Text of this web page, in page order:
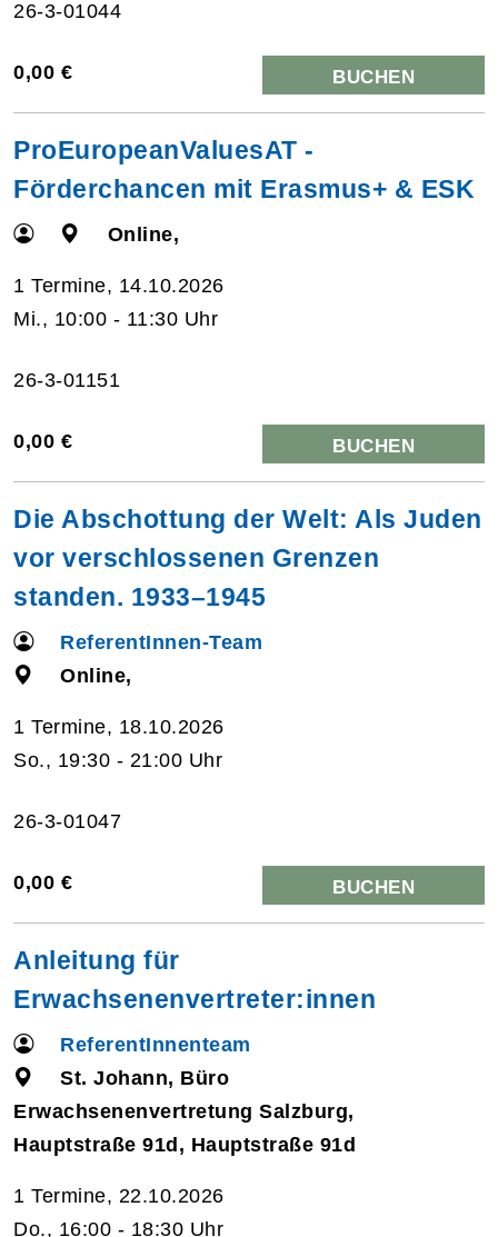
26-3-01044
0,00 € BUCHEN
ProEuropeanValuesAT -
Förderchancen mit Erasmus+ & ESK
Online,
1 Termine, 14.10.2026
Mi., 10:00 - 11:30 Uhr
26-3-01151
0,00 € BUCHEN
Die Abschottung der Welt: Als Juden
vor verschlossenen Grenzen
standen. 1933–1945
ReferentInnen-Team
Online,
1 Termine, 18.10.2026
So., 19:30 - 21:00 Uhr
26-3-01047
0,00 € BUCHEN
Anleitung für
Erwachsenenvertreter:innen
ReferentInnenteam
St. Johann, Büro
Erwachsenenvertretung Salzburg,
Hauptstraße 91d, Hauptstraße 91d
1 Termine, 22.10.2026
Do., 16:00 - 18:30 Uhr